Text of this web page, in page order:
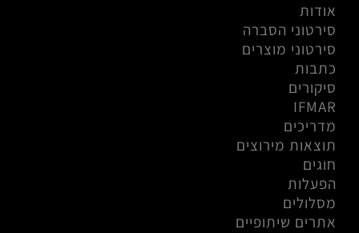
אודות
סירטוני הסברה
סירטוני מוצרים
כתבות
סיקורים
IFMAR
מדריכים
תוצאות מירוצים
חוגים
הפעלות
מסלולים
אתרים שיתופיים